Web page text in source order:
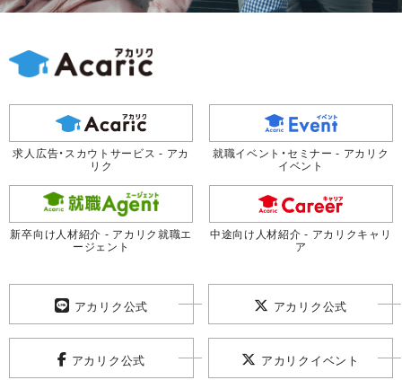
求人広告・スカウトサービス - アカ
リク
就職イベント・セミナー - アカリク
イベント
新卒向け人材紹介 - アカリク就職エ
ージェント
中途向け人材紹介 - アカリクキャリ
ア
アカリク公式 アカリク公式
アカリク公式 アカリクイベント